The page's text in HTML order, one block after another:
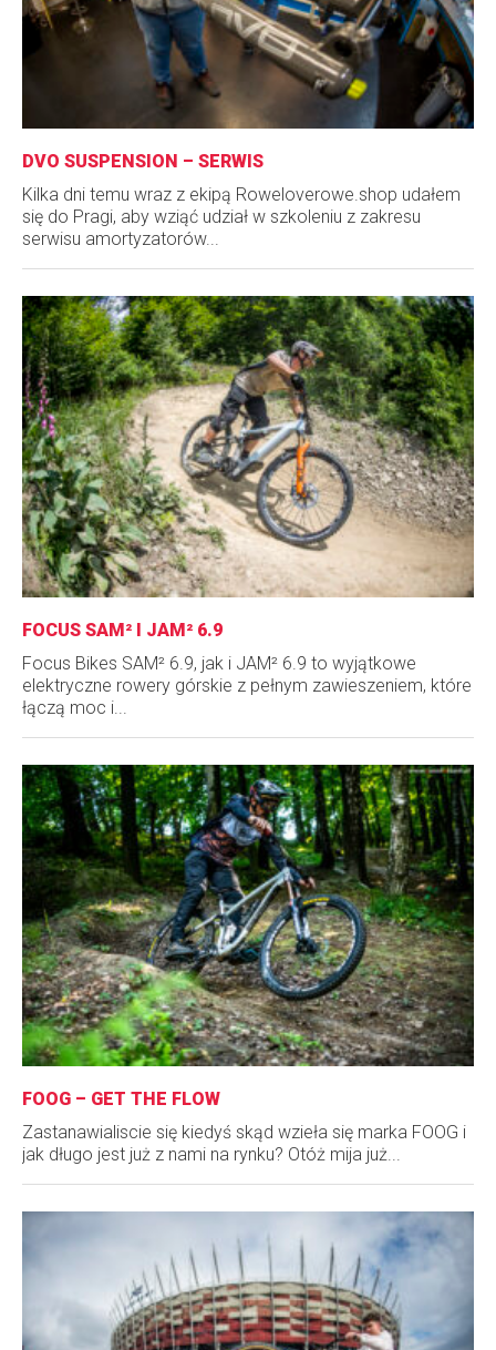
DVO SUSPENSION – SERWIS
Kilka dni temu wraz z ekipą Roweloverowe.shop udałem
się do Pragi, aby wziąć udział w szkoleniu z zakresu
serwisu amortyzatorów...
FOCUS SAM² I JAM² 6.9
Focus Bikes SAM² 6.9, jak i JAM² 6.9 to wyjątkowe
elektryczne rowery górskie z pełnym zawieszeniem, które
łączą moc i...
FOOG – GET THE FLOW
Zastanawialiscie się kiedyś skąd wzieła się marka FOOG i
jak długo jest już z nami na rynku? Otóż mija już...